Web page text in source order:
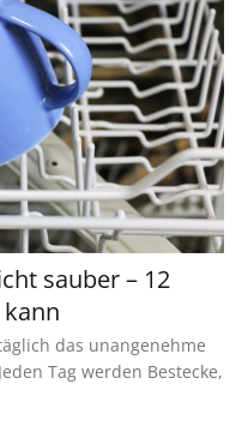
sauber – 12
das unangenehme
Tag werden Bestecke,